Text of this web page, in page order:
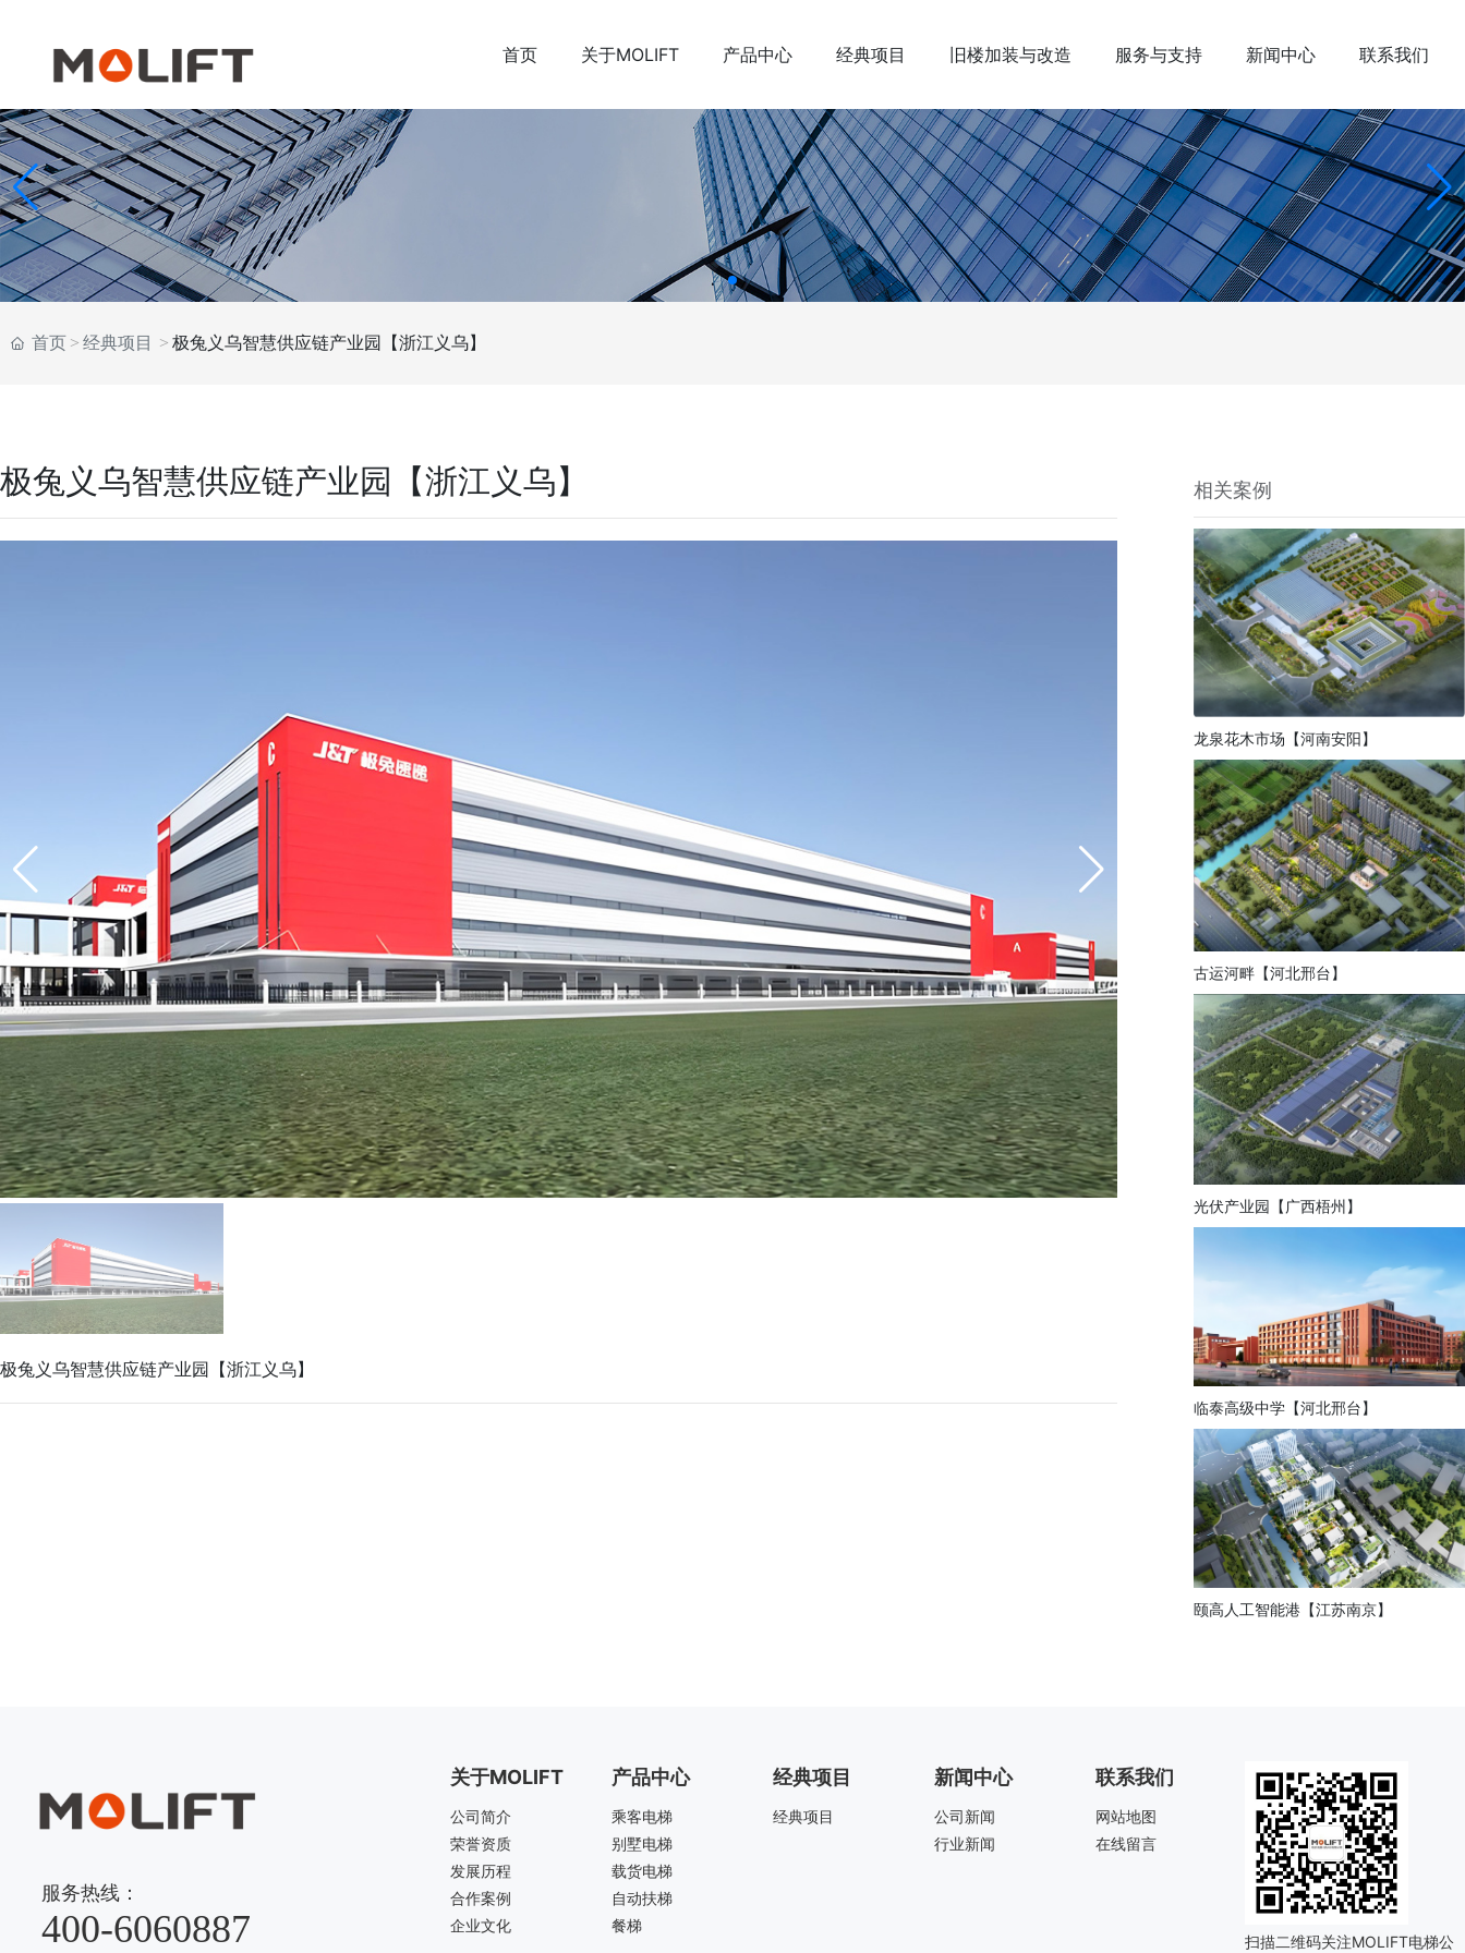
首页 关于MOLIFT 产品中心 经典项目 旧楼加装与改造 服务与支持 新闻中心 联系我们
首页 经典项目 极兔义乌智慧供应链产业园【浙江义乌】
极兔义乌智慧供应链产业园【浙江义乌】
极兔义乌智慧供应链产业园【浙江义乌】
相关案例
龙泉花木市场【河南安阳】
古运河畔【河北邢台】
光伏产业园【广西梧州】
临泰高级中学【河北邢台】
颐高人工智能港【江苏南京】
服务热线：
400-6060887
关于MOLIFT
公司简介
荣誉资质
发展历程
合作案例
企业文化
产品中心
乘客电梯
别墅电梯
载货电梯
自动扶梯
餐梯
经典项目
经典项目
新闻中心
公司新闻
行业新闻
联系我们
网站地图
在线留言
扫描二维码关注MOLIFT电梯公